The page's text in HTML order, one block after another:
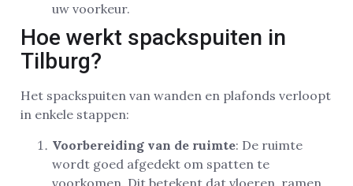
uw voorkeur.
Hoe werkt spackspuiten in
Tilburg?
Het spackspuiten van wanden en plafonds verloopt
in enkele stappen:
Voorbereiding van de ruimte: De ruimte
wordt goed afgedekt om spatten te
voorkomen. Dit betekent dat vloeren, ramen